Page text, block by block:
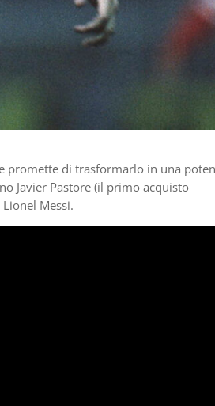
promette di trasformarlo in una
Javier Pastore (il primo acquisto
Messi.